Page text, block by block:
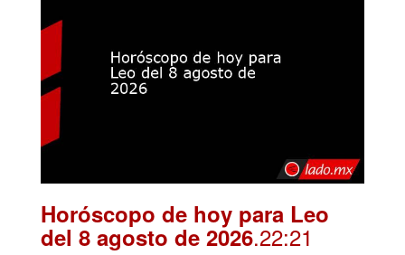
Horóscopo de hoy para Leo
del 8 agosto de 2026.22:21